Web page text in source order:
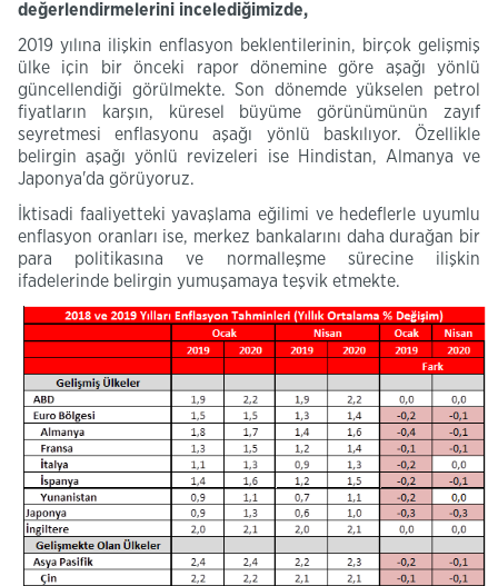
değerlendirmelerini incelediğimizde,
2019 yılına ilişkin enflasyon beklentilerinin, birçok gelişmiş
ülke için bir önceki rapor dönemine göre aşağı yönlü
güncellendiği görülmekte. Son dönemde yükselen petrol
fiyatların karşın, küresel büyüme görünümünün zayıf
seyretmesi enflasyonu aşağı yönlü baskılıyor. Özellikle
belirgin aşağı yönlü revizeleri ise Hindistan, Almanya ve
Japonya'da görüyoruz.
İktisadi faaliyetteki yavaşlama eğilimi ve hedeflerle uyumlu
enflasyon oranları ise, merkez bankalarını daha durağan bir
para politikasına ve normalleşme sürecine ilişkin
ifadelerinde belirgin yumuşamaya teşvik etmekte.